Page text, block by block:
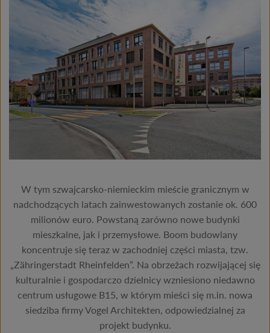
W tym szwajcarsko-niemieckim mieście granicznym w
nadchodzących latach zainwestowanych zostanie ok. 600
milionów euro. Powstaną zarówno nowe budynki
mieszkalne, jak i przemysłowe. Boom budowlany
koncentruje się teraz w zachodniej części miasta, tzw.
„Zähringerstadt Rheinfelden”. Na obrzeżach rozwijającej się
kulturalnie i gospodarczo dzielnicy wzniesiono niedawno
centrum usługowe B15, w którym mieści się m.in. nowa
siedziba firmy Vogel Architekten, odpowiedzialnej za
projekt budynku.